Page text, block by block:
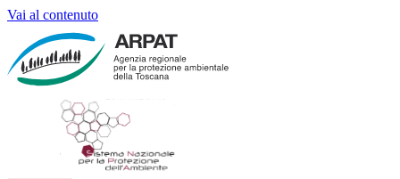
Vai al contenuto